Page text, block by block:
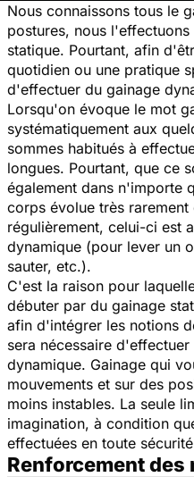
Nous connaissons tous le
postures, nous
statique. Pourtant, afin
quotidien ou une pratique
d'effectuer du gainage
Lorsqu'on évoque le mot
systématiquement aux
sommes habitués à
longues. Pourtant, que ce
également dans n'importe
corps évolue très
régulièrement, celui-ci est
dynamique (pour lever un
sauter, etc.).
C'est la raison pour
débuter par du gainage
afin d'intégrer les notions
sera nécessaire
dynamique. Gainage qui
mouvements et sur des
moins instables. La seule
imagination, à condition
effectuées en toute
Renforcement